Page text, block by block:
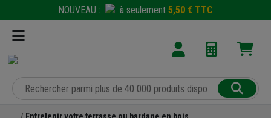
NOUVEAU : à seulement 5,50 € TTC